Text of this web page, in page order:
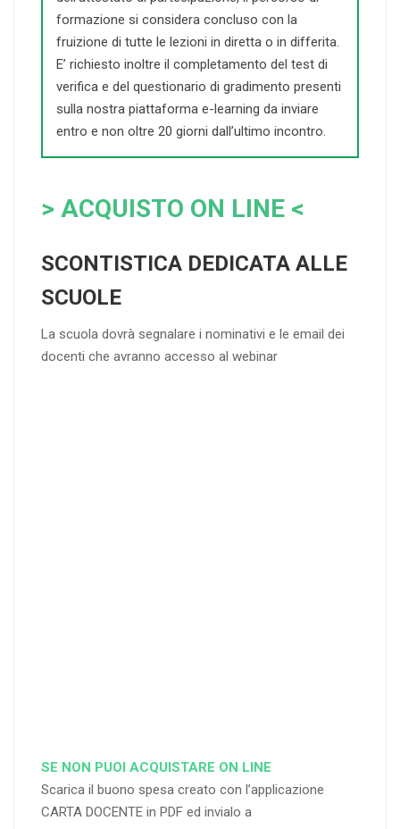
formazione si considera concluso con la
fruizione di tutte le lezioni in diretta o in differita.
E’ richiesto inoltre il completamento del test di
verifica e del questionario di gradimento presenti
sulla nostra piattaforma e-learning da inviare
entro e non oltre 20 giorni dall’ultimo incontro.
> ACQUISTO ON LINE <
SCONTISTICA DEDICATA ALLE
SCUOLE
La scuola dovrà segnalare i nominativi e le email dei
docenti che avranno accesso al webinar
SE NON PUOI ACQUISTARE ON LINE
Scarica il buono spesa creato con l’applicazione
CARTA DOCENTE in PDF ed invialo a